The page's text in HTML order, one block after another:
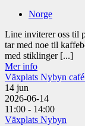
Norge
Line inviterer oss til
tar med noe til
med stiklinger [...]
Mer info
Växplats Nybyn
14 jun
2026-06-14
11:00 - 14:00
Växplats Nybyn